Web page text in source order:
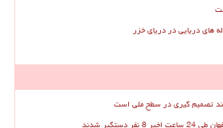
های دریایی در دریای خزر
تصمیم گیری در سطح ملی است